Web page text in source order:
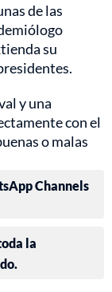
de las
su
y una
con el
o malas
Channels
la